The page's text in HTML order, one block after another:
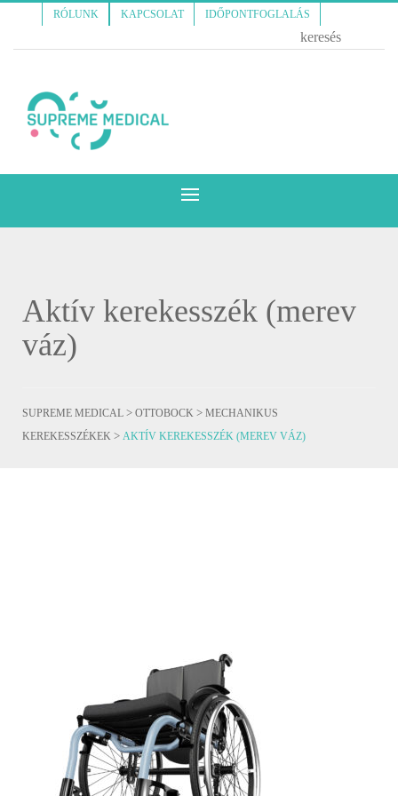
RÓLUNK KAPCSOLAT IDŐPONTFOGLALÁS
Aktív kerekesszék (merev
váz)
SUPREME MEDICAL > OTTOBOCK > MECHANIKUS
KEREKESSZÉKEK > AKTÍV KEREKESSZÉK (MEREV VÁZ)